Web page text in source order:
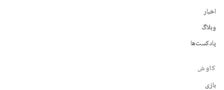
اخبار
وبلاگ
پادکست‌ها
کاوش
بازی